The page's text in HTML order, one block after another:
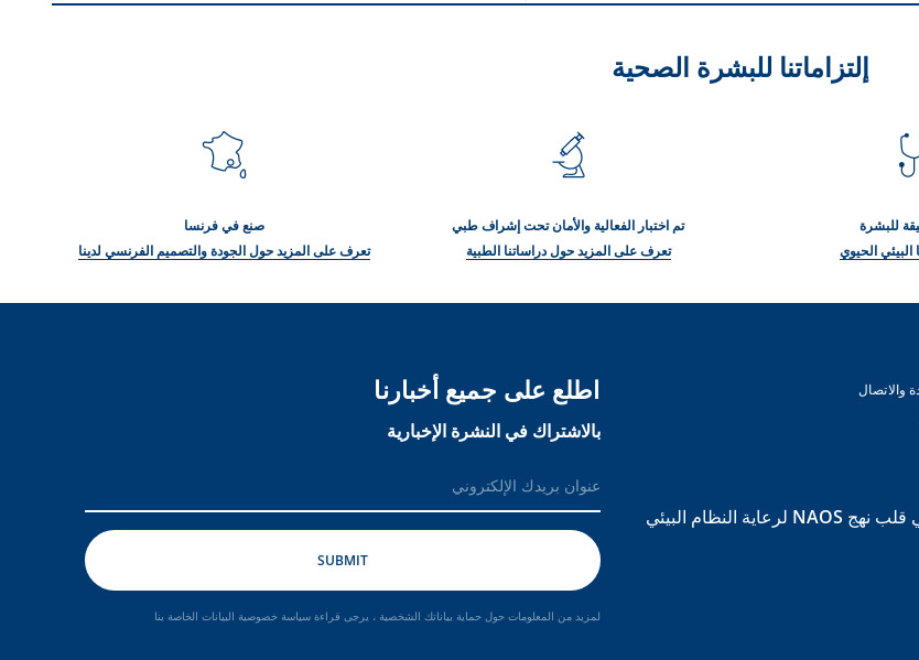
إلتزاماتنا للبشرة الصحية
للبشرة
الحيوي
تم اختبار الفعالية والأمان تحت إشراف طبي
تعرف على المزيد حول دراساتنا الطبية
صنع في فرنسا
تعرف على المزيد حول الجودة والتصميم الفرنسي لدينا
والاتصال
اطلع على جميع أخبارنا
بالاشتراك في النشرة الإخبارية
لمزيد من المعلومات حول حماية بياناتك الشخصية ، يرجى قراءة سياسة خصوصية البيانات الخاصة بنا
BIODERMA هي علامة تجارية مبنية على علم الأحياء البيئي الذي يقع في قلب نهج NAOS لرعاية النظام البيئي